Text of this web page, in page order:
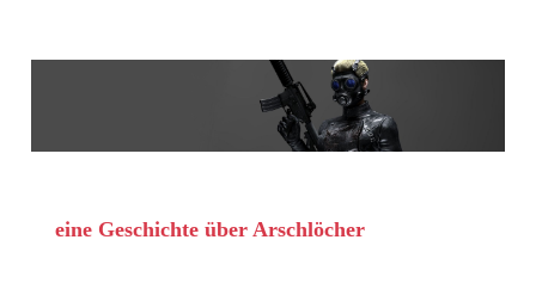
eine Geschichte über Arschlöcher